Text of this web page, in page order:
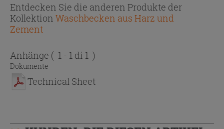
Entdecken Sie die anderen Produkte der
Kollektion Waschbecken aus Harz und
Zement
Anhänge ( 1 - 1 di 1 )
Dokumente
Technical Sheet